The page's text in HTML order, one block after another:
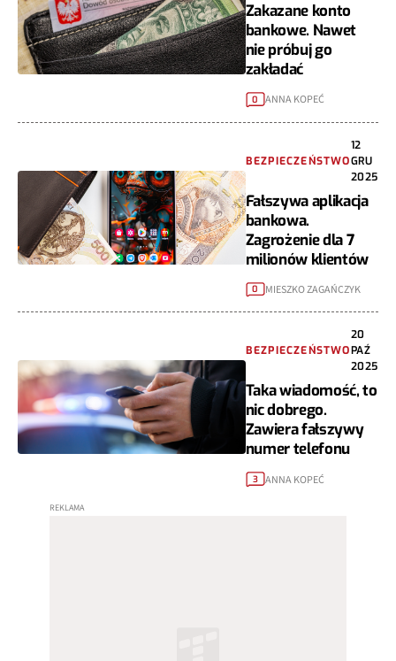
Zakazane konto
bankowe. Nawet
nie próbuj go
zakładać
0 ANNA KOPEĆ
BEZPIECZEŃSTWO
12
GRU
2025
Fałszywa aplikacja
bankowa.
Zagrożenie dla 7
milionów klientów
0 MIESZKO ZAGAŃCZYK
BEZPIECZEŃSTWO
20
PAŹ
2025
Taka wiadomość, to
nic dobrego.
Zawiera fałszywy
numer telefonu
3 ANNA KOPEĆ